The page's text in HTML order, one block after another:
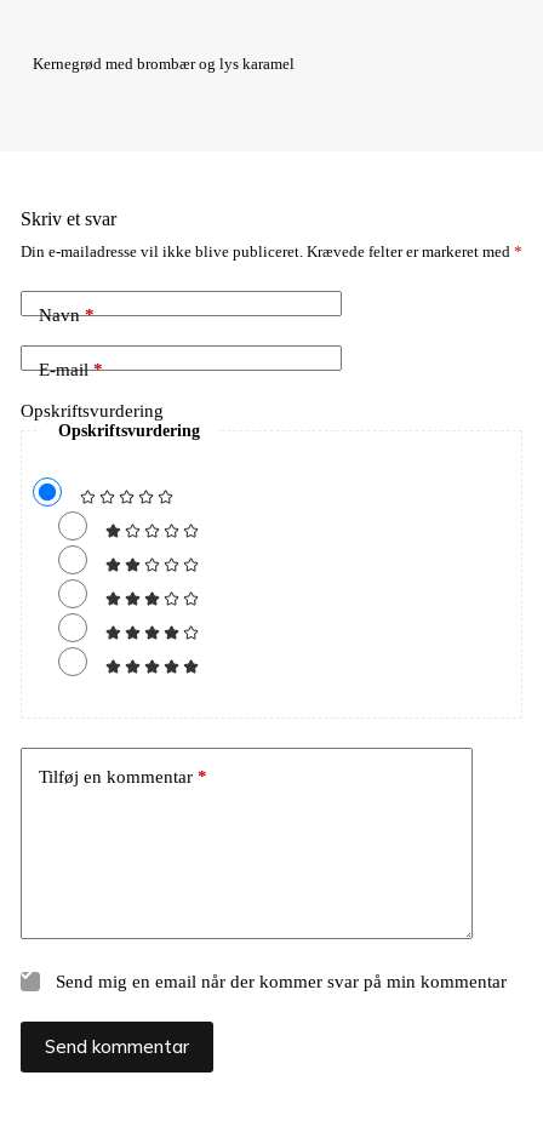
Kernegrød med brombær og lys karamel
Skriv et svar
Din e-mailadresse vil ikke blive publiceret. Krævede felter er markeret med *
Navn*
E-mail*
Opskriftsvurdering
Opskriftsvurdering
Tilføj en kommentar *
Send mig en email når der kommer svar på min kommentar
Send kommentar